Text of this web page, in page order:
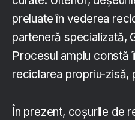
preluate în vederea
parteneră specializată,
Procesul amplu constă
reciclarea propriu-zisă,
În prezent, coșurile de